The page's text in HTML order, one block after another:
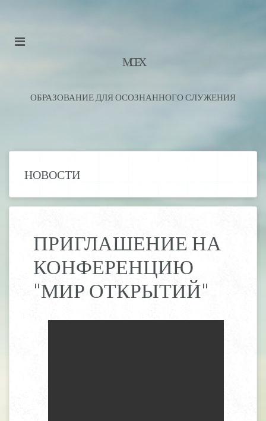
М С Е Х
ОБРАЗОВАНИЕ ДЛЯ ОСОЗНАННОГО СЛУЖЕНИЯ
НОВОСТИ
ПРИГЛАШЕНИЕ НА
КОНФЕРЕНЦИЮ
"МИР ОТКРЫТИЙ"